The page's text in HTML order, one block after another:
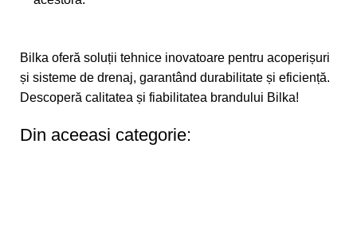
Bilka oferă soluții tehnice inovatoare pentru acoperișuri
și sisteme de drenaj, garantând durabilitate și eficiență.
Descoperă calitatea și fiabilitatea brandului Bilka!
Din aceeasi categorie: